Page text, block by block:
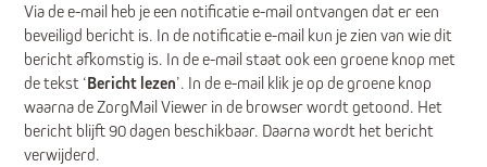
Via de e-mail heb je een notificatie e-mail ontvangen dat er een
beveiligd bericht is. In de notificatie e-mail kun je zien van wie dit
bericht afkomstig is. In de e-mail staat ook een groene knop met
de tekst ‘Bericht lezen’. In de e-mail klik je op de groene knop
waarna de ZorgMail Viewer in de browser wordt getoond. Het
bericht blijft 90 dagen beschikbaar. Daarna wordt het bericht
verwijderd.